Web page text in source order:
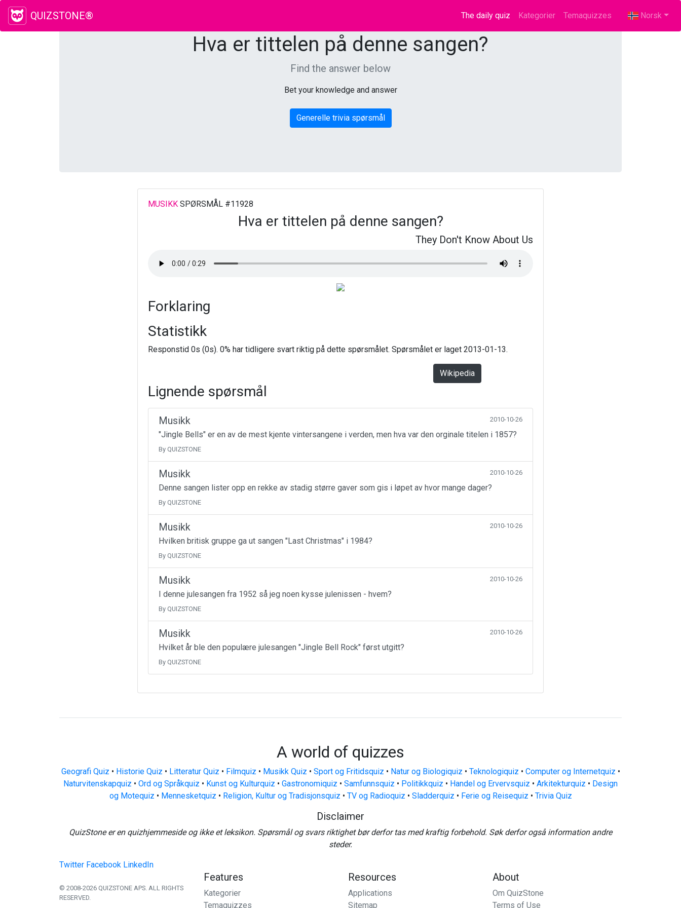
QUIZSTONE® The daily quiz (current)
Kategorier Temaquizzes Norsk
Hva er tittelen på denne sangen?
Find the answer below
Bet your knowledge and answer
Generelle trivia spørsmål
MUSIKKSPØRSMÅL #11928
Hva er tittelen på denne sangen?
They Don't Know About Us
Forklaring
Statistikk
Responstid 0s (0s). 0% har tidligere svart riktig på dette spørsmålet. Spørsmålet er laget 2013-01-13.
Wikipedia
Lignende spørsmål
Musikk 2010-10-26
"Jingle Bells" er en av de mest kjente vintersangene i verden, men hva var den orginale titelen i 1857?
By QUIZSTONE
Musikk 2010-10-26
Denne sangen lister opp en rekke av stadig større gaver som gis i løpet av hvor mange dager?
By QUIZSTONE
Musikk 2010-10-26
Hvilken britisk gruppe ga ut sangen "Last Christmas" i 1984?
By QUIZSTONE
Musikk 2010-10-26
I denne julesangen fra 1952 så jeg noen kysse julenissen - hvem?
By QUIZSTONE
Musikk 2010-10-26
Hvilket år ble den populære julesangen "Jingle Bell Rock" først utgitt?
By QUIZSTONE
A world of quizzes
Geografi Quiz • Historie Quiz • Litteratur Quiz • Filmquiz • Musikk Quiz • Sport og Fritidsquiz • Natur og Biologiquiz • Teknologiquiz • Computer og Internetquiz •
Naturvitenskapquiz • Ord og Språkquiz • Kunst og Kulturquiz • Gastronomiquiz • Samfunnsquiz • Politikkquiz • Handel og Ervervsquiz • Arkitekturquiz • Design
og Motequiz • Mennesketquiz • Religion, Kultur og Tradisjonsquiz • TV og Radioquiz • Sladderquiz • Ferie og Reisequiz • Trivia Quiz
Disclaimer
QuizStone er en quizhjemmeside og ikke et leksikon. Spørsmål og svars riktighet bør derfor tas med kraftig forbehold. Søk derfor også information andre
steder.
Twitter Facebook LinkedIn
© 2008-2026 QUIZSTONE APS. ALL RIGHTS
RESERVED.
Features
Kategorier
Temaquizzes
Resources
Applications
Sitemap
About
Om QuizStone
Terms of Use